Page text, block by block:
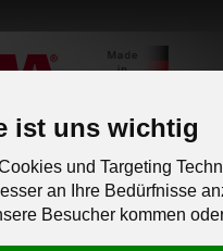
ist uns wichtig
und Targeting
an Ihre Bedürfnisse
Besucher kommen